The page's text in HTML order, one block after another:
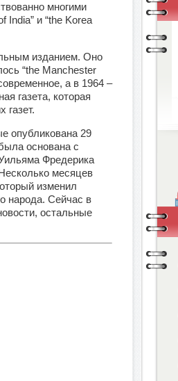
многими
India” и “the Korea
изданием. Оно
“the Manchester
а в 1964 –
газета, которая
газет.
опубликована 29
основана с
Фредерика
месяцев
изменил
народа. Сейчас в
остальные